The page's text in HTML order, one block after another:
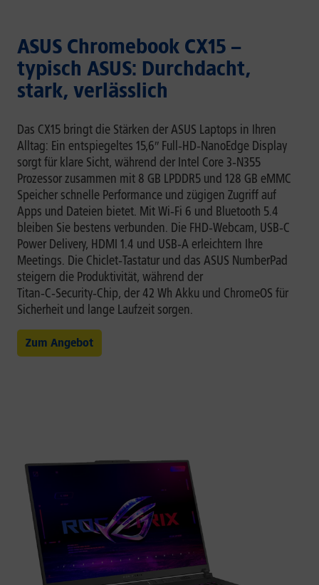
ASUS Chromebook CX15 –
typisch ASUS: Durchdacht,
stark, verlässlich
Das CX15 bringt die Stärken der ASUS Laptops in Ihren
Alltag: Ein entspiegeltes 15,6″ Full‑HD‑NanoEdge Display
sorgt für klare Sicht, während der Intel Core 3‑N355
Prozessor zusammen mit 8 GB LPDDR5 und 128 GB eMMC
Speicher schnelle Performance und zügigen Zugriff auf
Apps und Dateien bietet. Mit Wi‑Fi 6 und Bluetooth 5.4
bleiben Sie bestens verbunden. Die FHD‑Webcam, USB‑C
Power Delivery, HDMI 1.4 und USB‑A erleichtern Ihre
Meetings. Die Chiclet‑Tastatur und das ASUS NumberPad
steigern die Produktivität, während der
Titan‑C‑Security‑Chip, der 42 Wh Akku und ChromeOS für
Sicherheit und lange Laufzeit sorgen.
Zum Angebot